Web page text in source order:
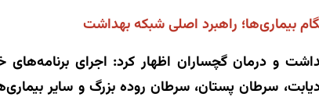
بیماری‌ها؛ راهبرد اصلی شبکه بهداشت
و درمان گچساران اظهار کرد: اجرای برنامه‌های
سرطان پستان، سرطان روده بزرگ و سایر